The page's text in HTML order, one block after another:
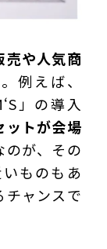
売や人気商
例えば、
」の導入
ットが会場
のが、その
ものもあ
チャンスで